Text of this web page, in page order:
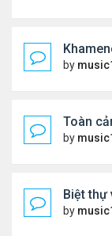
by
Toàn
by
Biệt thự
by